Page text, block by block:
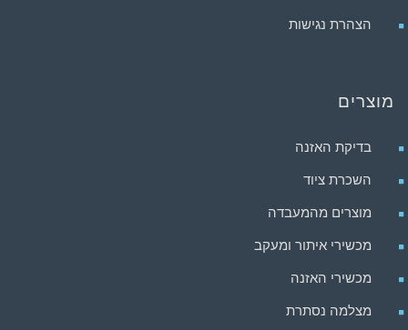
הצהרת נגישות
מוצרים
בדיקת האזנה
השכרת ציוד
מוצרים מהמעבדה
מכשירי איתור ומעקב
מכשירי האזנה
מצלמה נסתרת